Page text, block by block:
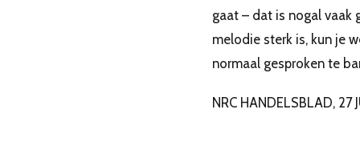
gaat – dat is nogal vaak
melodie sterk is, kun je
normaal gesproken te
NRC HANDELSBLAD, 27